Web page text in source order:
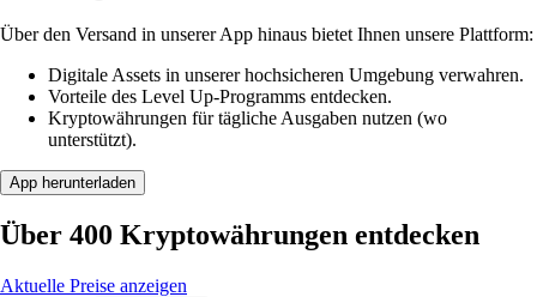
Über den Versand in unserer App hinaus bietet Ihnen unsere Plattform:
Digitale Assets in unserer hochsicheren Umgebung verwahren.
Vorteile des Level Up-Programms entdecken.
Kryptowährungen für tägliche Ausgaben nutzen (wo
unterstützt).
App herunterladen
Über 400 Kryptowährungen entdecken
Aktuelle Preise anzeigen